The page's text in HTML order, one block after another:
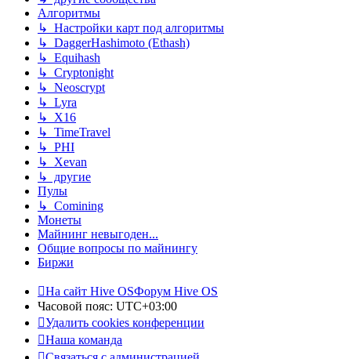
Алгоритмы
↳ Настройки карт под алгоритмы
↳ DaggerHashimoto (Ethash)
↳ Equihash
↳ Cryptonight
↳ Neoscrypt
↳ Lyra
↳ X16
↳ TimeTravel
↳ PHI
↳ Xevan
↳ другие
Пулы
↳ Comining
Монеты
Майнинг невыгоден...
Общие вопросы по майнингу
Биржи
На сайт Hive OSФорум Hive OS
Часовой пояс: UTC+03:00
Удалить cookies конференции
Наша команда